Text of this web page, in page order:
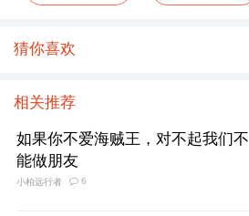
猜你喜欢
相关推荐
如果你不爱海贼王，对不起我们不
能做朋友
小柏远行者 6